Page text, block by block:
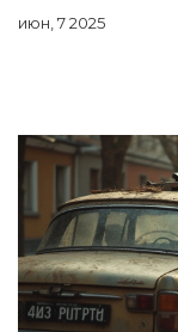
аккумулятора.
службы новой
июн, 7 2025